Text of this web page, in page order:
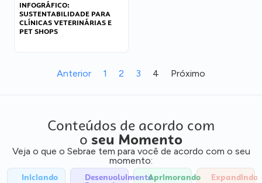
INFOGRÁFICO:
SUSTENTABILIDADE PARA
CLÍNICAS VETERINÁRIAS E
PET SHOPS
Anterior 1 2 3 4 Próximo
Conteúdos de acordo com
o seu Momento
Veja o que o Sebrae tem para você de acordo com o seu
momento:
Iniciando DesenvolvimentoAprimorando Expandindo